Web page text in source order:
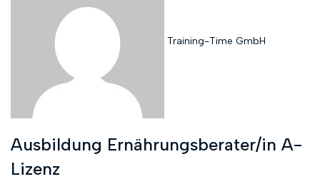
Training-Time GmbH
Ausbildung Ernährungsberater/in A-
Lizenz